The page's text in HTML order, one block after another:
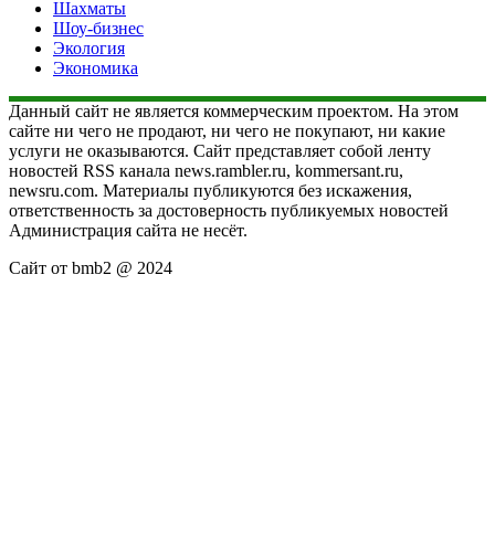
Шахматы
Шоу-бизнес
Экология
Экономика
Данный сайт не является коммерческим проектом. На этом
сайте ни чего не продают, ни чего не покупают, ни какие
услуги не оказываются. Сайт представляет собой ленту
новостей RSS канала news.rambler.ru, kommersant.ru,
newsru.com. Материалы публикуются без искажения,
ответственность за достоверность публикуемых новостей
Администрация сайта не несёт.
Сайт от bmb2 @ 2024